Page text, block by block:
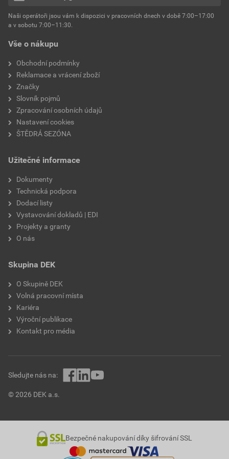
Environmentální prohlášení výrobku
Stáhnout
Velikost
hmotnost 25 kg
typ výrobku
faktor difuzního odporu
Vše o nákupu
Obchodní podmínky
Reklamace a vrácení zboží
Značky
Slovník pojmů
Zpracování osobních údajů
Nastavení cookies
ŠTĚDRÁ SEZÓNA
Užitečné informace
Dokumenty
Technická podpora
Dodací listy
Vystavování dokladů | EDI
Projekty a granty
O nás
Skupina DEK
O Skupině DEK
Volná pracovní místa
Kariéra
Výroční publikace
Kontakt pro média
Naši operátoři jsou vám k dispozici v pracovních dnech v době 7:00–17:00
a v sobotu 7:00–11:30.
© 2026 DEK a.s.
Sledujte nás na:
Bezpečné nakupování díky šifrování SSL